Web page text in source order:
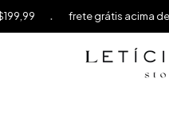
. frete grátis acima de R$599